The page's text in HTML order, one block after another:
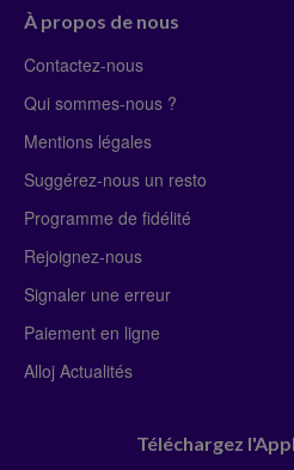
À propos de nous
Contactez-nous
Qui sommes-nous ?
Mentions légales
Suggérez-nous un resto
Programme de fidélité
Rejoignez-nous
Signaler une erreur
Paiement en ligne
Alloj Actualités
Téléchargez